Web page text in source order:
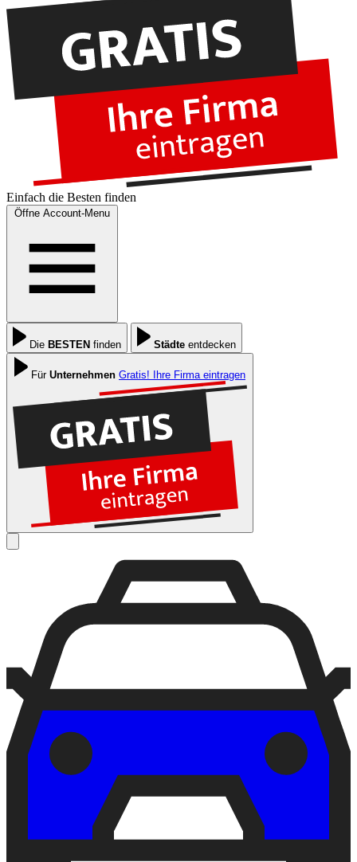
Einfach die Besten finden
Öffne Account-Menu
Die BESTEN finden Städte entdecken
Für Unternehmen Gratis! Ihre Firma eintragen